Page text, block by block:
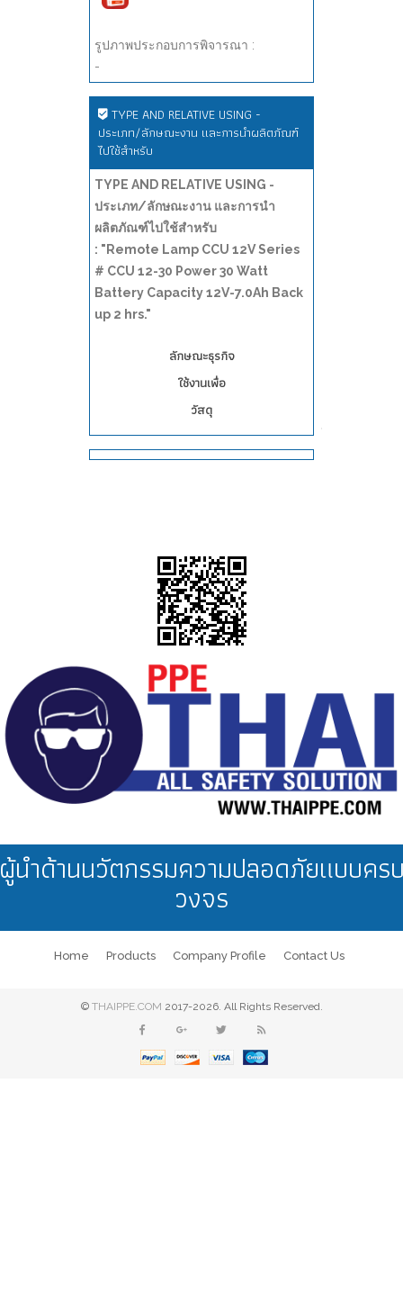
รูปภาพประกอบการพิจารณา :
-
TYPE AND RELATIVE USING -
ประเภท/ลักษณะงาน และการนำผลิตภัณฑ์
ไปใช้สำหรับ
TYPE AND RELATIVE USING -
ประเภท/ลักษณะงาน และการนำ
ผลิตภัณฑ์ไปใช้สำหรับ
: "Remote Lamp CCU 12V Series
# CCU 12-30 Power 30 Watt
Battery Capacity 12V-7.0Ah Back
up 2 hrs."
ลักษณะธุรกิจ
ใช้งานเพื่อ
วัสดุ
นำด้านนวัตกรรมความปลอดภัยแบบคร
วงจร
Home Products Company Profile Contact Us
© THAIPPE.COM 2017-2026. All Rights Reserved.